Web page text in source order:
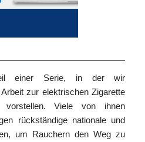
einer Serie, in der wir
zur elektrischen Zigarette
vorstellen. Viele von ihnen
rückständige nationale und
um Rauchern den Weg zu